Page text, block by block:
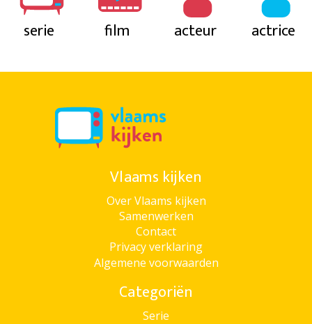
serie film acteur actrice
Vlaams kijken
Over Vlaams kijken
Samenwerken
Contact
Privacy verklaring
Algemene voorwaarden
Categoriën
Serie